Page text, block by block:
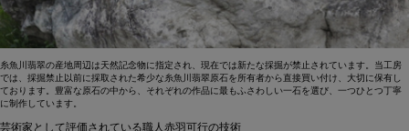
糸魚川翡翠の産地周辺は天然記念物に指定され、現在では新たな採掘が禁止されています。当工房
では、採掘禁止以前に採取された希少な糸魚川翡翠原石を所有者から直接買い付け、大切に保有し
ております。豊富な原石の中から、それぞれの作品に最もふさわしい一石を選び、一つひとつ丁寧
に制作しています。
芸術家として評価されている職人赤羽可行の技術